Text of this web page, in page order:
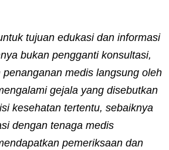
tujuan edukasi dan informasi
bukan pengganti konsultasi,
medis langsung oleh
gejala yang disebutkan
kesehatan tertentu, sebaiknya
dengan tenaga medis
pemeriksaan dan